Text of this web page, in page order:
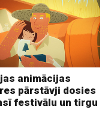
animācijas
pārstāvji dosies
festivālu un tirgu